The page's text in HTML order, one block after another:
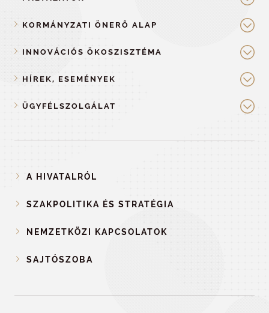
KORMÁNYZATI ÖNERŐ ALAP
INNOVÁCIÓS ÖKOSZISZTÉMA
HÍREK, ESEMÉNYEK
ÜGYFÉLSZOLGÁLAT
A HIVATALRÓL
SZAKPOLITIKA ÉS STRATÉGIA
NEMZETKÖZI KAPCSOLATOK
SAJTÓSZOBA